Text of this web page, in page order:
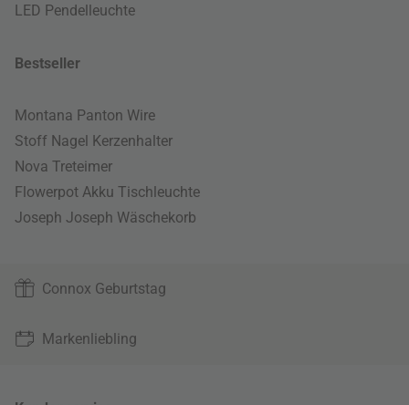
LED Pendelleuchte
Bestseller
Montana Panton Wire
Stoff Nagel Kerzenhalter
Nova Treteimer
Flowerpot Akku Tischleuchte
Joseph Joseph Wäschekorb
Connox Geburtstag
Markenliebling